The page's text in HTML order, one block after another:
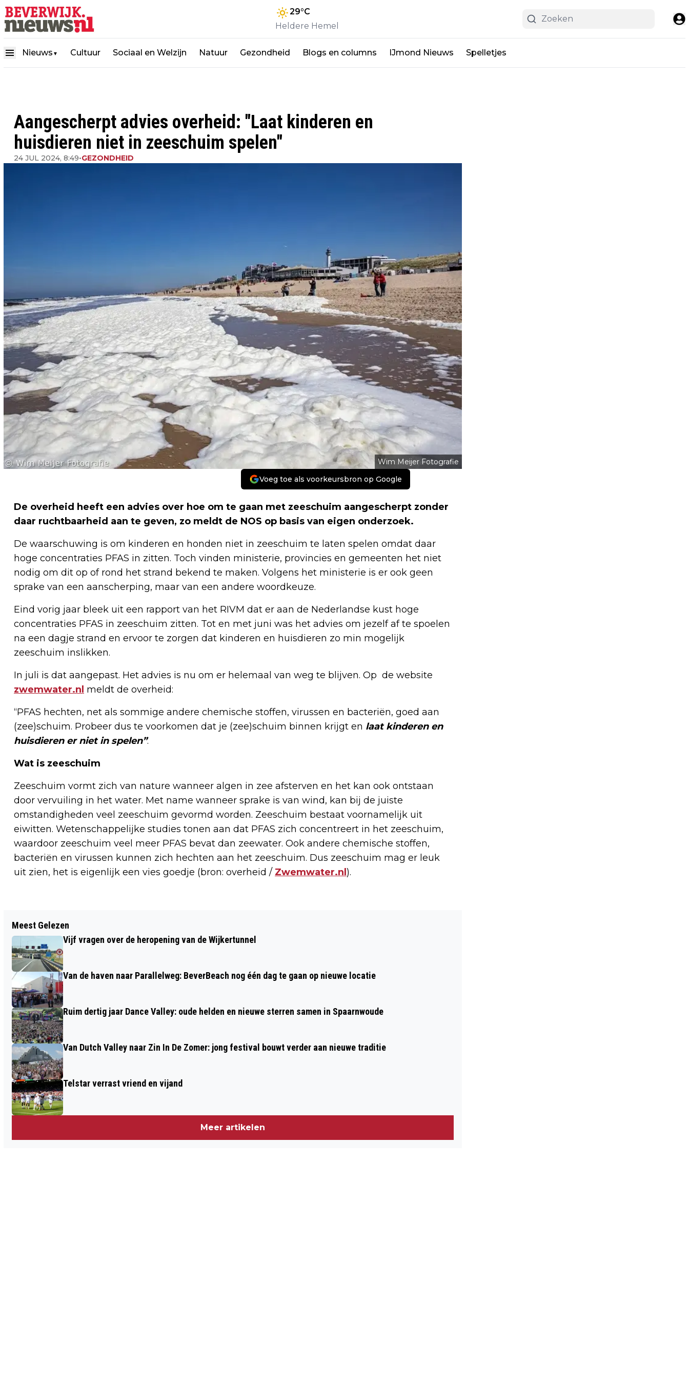
29°C
Heldere Hemel
Nieuws ▼ Cultuur Sociaal en Welzijn Natuur Gezondheid Blogs en columns IJmond Nieuws Spelletjes
Aangescherpt advies overheid: "Laat kinderen en
huisdieren niet in zeeschuim spelen"
24 JUL 2024, 8:49•GEZONDHEID
Wim Meijer Fotografie
Voeg toe als voorkeursbron op Google
De overheid heeft een advies over hoe om te gaan met zeeschuim aangescherpt zonder
daar ruchtbaarheid aan te geven, zo meldt de NOS op basis van eigen onderzoek.
De waarschuwing is om kinderen en honden niet in zeeschuim te laten spelen omdat daar
hoge concentraties PFAS in zitten. Toch vinden ministerie, provincies en gemeenten het niet
nodig om dit op of rond het strand bekend te maken. Volgens het ministerie is er ook geen
sprake van een aanscherping, maar van een andere woordkeuze.
Eind vorig jaar bleek uit een rapport van het RIVM dat er aan de Nederlandse kust hoge
concentraties PFAS in zeeschuim zitten. Tot en met juni was het advies om jezelf af te spoelen
na een dagje strand en ervoor te zorgen dat kinderen en huisdieren zo min mogelijk
zeeschuim inslikken.
In juli is dat aangepast. Het advies is nu om er helemaal van weg te blijven. Op de website
zwemwater.nl meldt de overheid:
“PFAS hechten, net als sommige andere chemische stoffen, virussen en bacteriën, goed aan
(zee)schuim. Probeer dus te voorkomen dat je (zee)schuim binnen krijgt en laat kinderen en
huisdieren er niet in spelen”.
Wat is zeeschuim
Zeeschuim vormt zich van nature wanneer algen in zee afsterven en het kan ook ontstaan
door vervuiling in het water. Met name wanneer sprake is van wind, kan bij de juiste
omstandigheden veel zeeschuim gevormd worden. Zeeschuim bestaat voornamelijk uit
eiwitten. Wetenschappelijke studies tonen aan dat PFAS zich concentreert in het zeeschuim,
waardoor zeeschuim veel meer PFAS bevat dan zeewater. Ook andere chemische stoffen,
bacteriën en virussen kunnen zich hechten aan het zeeschuim. Dus zeeschuim mag er leuk
uit zien, het is eigenlijk een vies goedje (bron: overheid / Zwemwater.nl ).
UITTIP VOOR DE ZOMERVAKANTIE #2:
PALEIS HET LOO, VEEL MEER DAN
ALLEEN EEN PALEIS
MUZIEK OP DE BREESTRAAT MET IT66
Meest Gelezen
Vijf vragen over de heropening van de Wijkertunnel
Van de haven naar Parallelweg: BeverBeach nog één dag te gaan op nieuwe locatie
Ruim dertig jaar Dance Valley: oude helden en nieuwe sterren samen in Spaarnwoude
Van Dutch Valley naar Zin In De Zomer: jong festival bouwt verder aan nieuwe traditie
Telstar verrast vriend en vijand
Meer artikelen